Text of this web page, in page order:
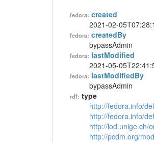
fedora: created
2021-02-
fedora: createdBy
bypassAdmin
fedora: lastModified
2021-05-
fedora: lastModifiedBy
bypassAdmin
rdf: type
http://fedora.info/
http://fedora.info/
http://lod.unige.ch/
http://pcdm.org/